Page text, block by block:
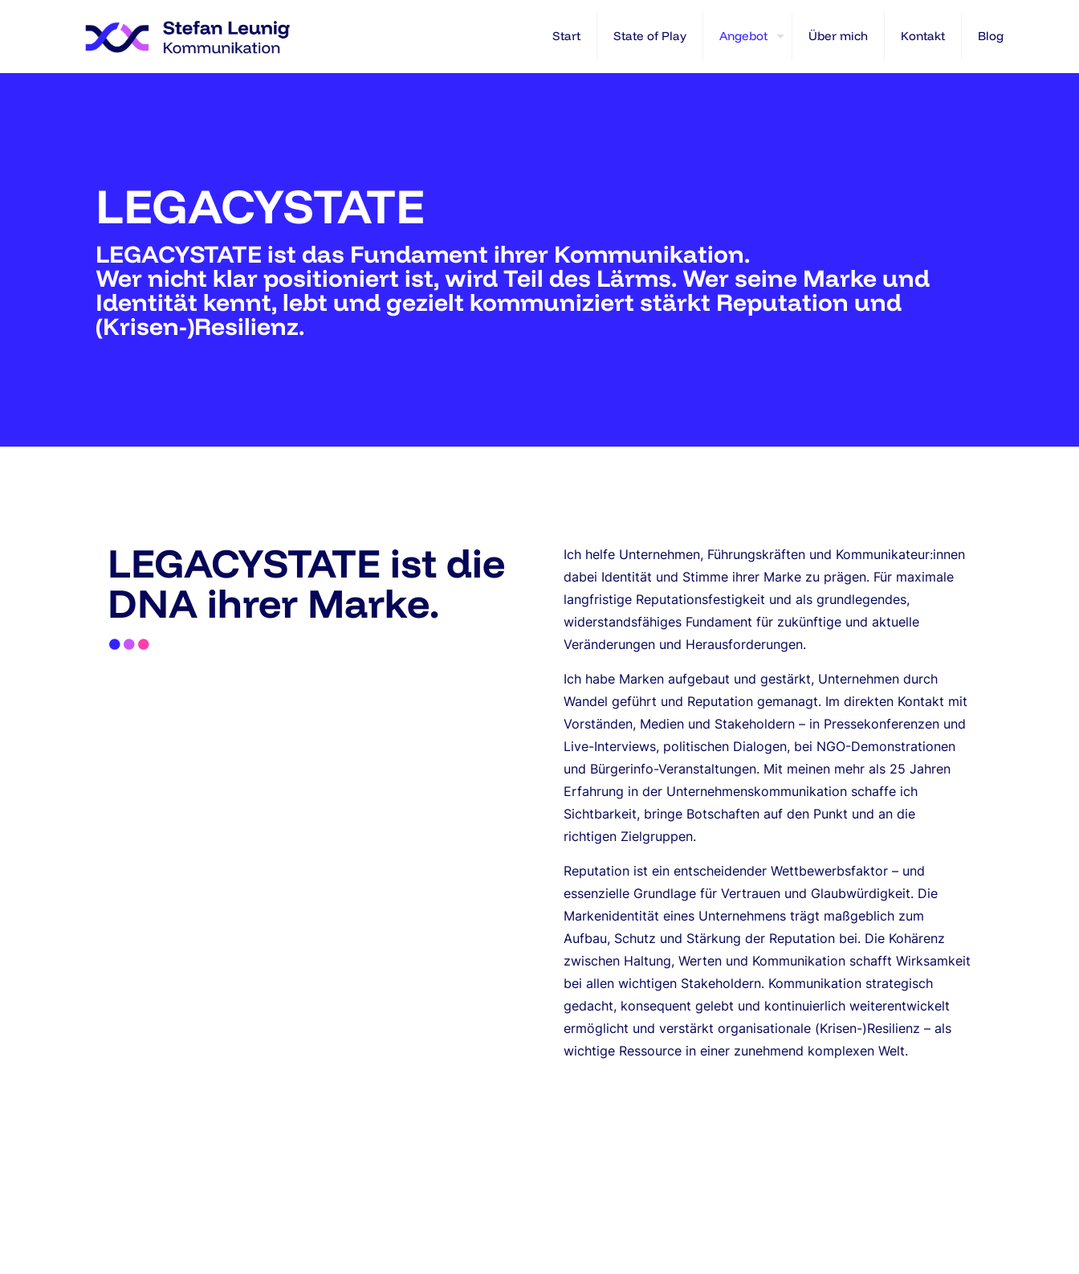
Start State of Play Angebot Über mich Kontakt Blog
LEGACYSTATE
LEGACYSTATE ist das Fundament ihrer Kommunikation.
Wer nicht klar positioniert ist, wird Teil des Lärms. Wer seine Marke und
Identität kennt, lebt und gezielt kommuniziert stärkt Reputation und
(Krisen-)Resilienz.
LEGACYSTATE ist die
DNA ihrer Marke.
•••
Ich helfe Unternehmen, Führungskräften und Kommunikateur:innen
dabei Identität und Stimme ihrer Marke zu prägen. Für maximale
langfristige Reputationsfestigkeit und als grundlegendes,
widerstandsfähiges Fundament für zukünftige und aktuelle
Veränderungen und Herausforderungen.
Ich habe Marken aufgebaut und gestärkt, Unternehmen durch
Wandel geführt und Reputation gemanagt. Im direkten Kontakt mit
Vorständen, Medien und Stakeholdern – in Pressekonferenzen und
Live-Interviews, politischen Dialogen, bei NGO-Demonstrationen
und Bürgerinfo-Veranstaltungen. Mit meinen mehr als 25 Jahren
Erfahrung in der Unternehmenskommunikation schaffe ich
Sichtbarkeit, bringe Botschaften auf den Punkt und an die
richtigen Zielgruppen.
Reputation ist ein entscheidender Wettbewerbsfaktor – und
essenzielle Grundlage für Vertrauen und Glaubwürdigkeit. Die
Markenidentität eines Unternehmens trägt maßgeblich zum
Aufbau, Schutz und Stärkung der Reputation bei. Die Kohärenz
zwischen Haltung, Werten und Kommunikation schafft Wirksamkeit
bei allen wichtigen Stakeholdern. Kommunikation strategisch
gedacht, konsequent gelebt und kontinuierlich weiterentwickelt
ermöglicht und verstärkt organisationale (Krisen-)Resilienz – als
wichtige Ressource in einer zunehmend komplexen Welt.